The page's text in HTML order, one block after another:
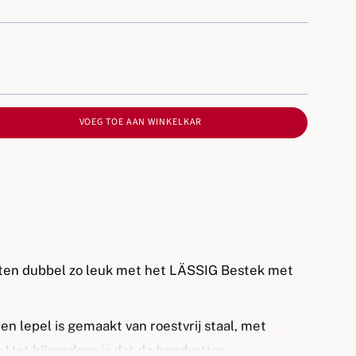
VOEG TOE AAN WINKELKAR
dubbel zo leuk met het LÄSSIG Bestek met
lepel is gemaakt van roestvrij staal, met
Het bijzondere is dat de handvatten